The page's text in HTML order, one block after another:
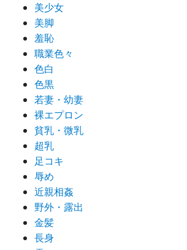
美少女
美脚
羞恥
職業色々
色白
色黒
若妻・幼妻
裸エプロン
貧乳・微乳
超乳
足コキ
辱め
近親相姦
野外・露出
金髪
長身